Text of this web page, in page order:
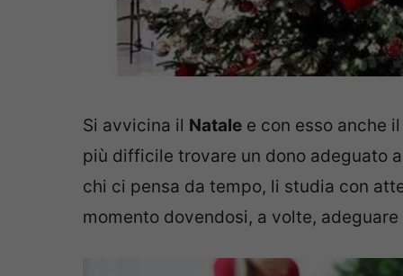
Si avvicina il Natale e con esso anche il
più difficile trovare un dono adeguato
chi ci pensa da tempo, li studia con
momento dovendosi, a volte,